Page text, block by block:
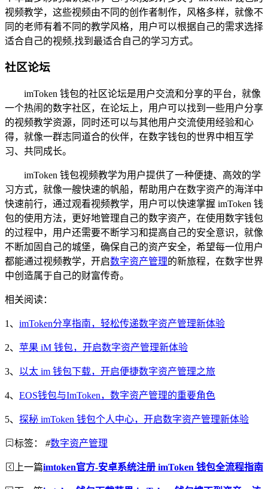
视频教学，这些视频由不同的创作者制作，风格多样，就像不
同的老师有着不同的教学风格，用户可以根据自己的需求选择
适合自己的视频,找到最适合自己的学习方式。
社区论坛
imToken 钱包的社区论坛是用户交流和分享的平台，就像
一个热闹的数字社区，在论坛上，用户可以找到一些用户分享
的视频教学资源，同时还可以与其他用户交流使用经验和心
得，就像一群志同道合的伙伴，在数字钱包的世界中相互学
习、共同成长。
imToken 钱包视频教学为用户提供了一种便捷、高效的学
习方式，就像一艘快速的帆船，帮助用户在数字资产的海洋中
快速前行，通过观看视频教学，用户可以快速掌握 imToken 钱
包的使用方法，更好地管理自己的数字资产，在使用数字钱包
的过程中，用户还需要不断学习和提高自己的安全意识，就像
不断加固自己的城堡，确保自己的资产安全，希望每一位用户
都能通过视频教学，开启数字资产管理的新旅程，在数字世界
中创造属于自己的财富传奇。
相关阅读：
1、 imToken分享指南，轻松传递数字资产管理新体验
2、 苹果 iM 钱包，开启数字资产管理新体验
3、 以太 im 钱包下载，开启便捷数字资产管理之旅
4、 EOS钱包与ImToken，数字资产管理的重要角色
5、 探秘 imToken 钱包个人中心，开启数字资产管理新体验
标签： #数字资产管理
上一篇imtoken官方-安卓系统注册 imToken 钱包全流程指南